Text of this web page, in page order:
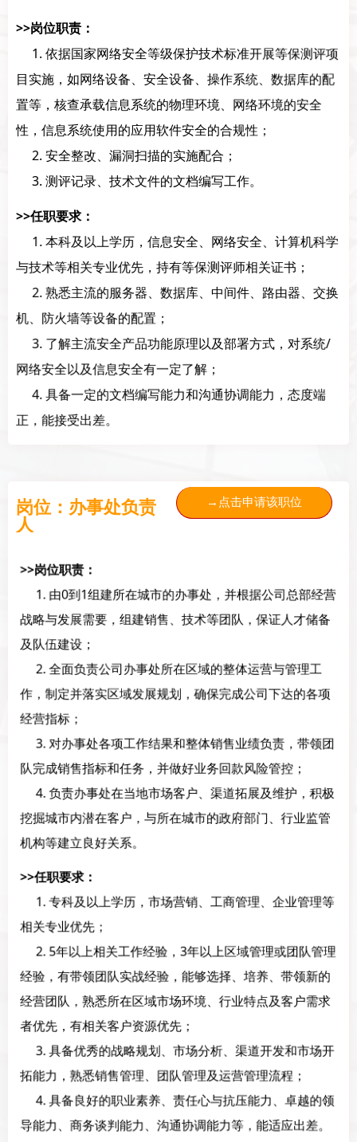
>>岗位职责：
1. 依据国家网络安全等级保护技术标准开展等保测评项
目实施，如网络设备、安全设备、操作系统、数据库的配
置等，核查承载信息系统的物理环境、网络环境的安全
性，信息系统使用的应用软件安全的合规性；
2. 安全整改、漏洞扫描的实施配合；
3. 测评记录、技术文件的文档编写工作。
>>任职要求：
1. 本科及以上学历，信息安全、网络安全、计算机科学
与技术等相关专业优先，持有等保测评师相关证书；
2. 熟悉主流的服务器、数据库、中间件、路由器、交换
机、防火墙等设备的配置；
3. 了解主流安全产品功能原理以及部署方式，对系统/
网络安全以及信息安全有一定了解；
4. 具备一定的文档编写能力和沟通协调能力，态度端
正，能接受出差。
岗位：办事处负责
人
→点击申请该职位
>>岗位职责：
1. 由0到1组建所在城市的办事处，并根据公司总部经营
战略与发展需要，组建销售、技术等团队，保证人才储备
及队伍建设；
2. 全面负责公司办事处所在区域的整体运营与管理工
作，制定并落实区域发展规划，确保完成公司下达的各项
经营指标；
3. 对办事处各项工作结果和整体销售业绩负责，带领团
队完成销售指标和任务，并做好业务回款风险管控；
4. 负责办事处在当地市场客户、渠道拓展及维护，积极
挖掘城市内潜在客户，与所在城市的政府部门、行业监管
机构等建立良好关系。
>>任职要求：
1. 专科及以上学历，市场营销、工商管理、企业管理等
相关专业优先；
2. 5年以上相关工作经验，3年以上区域管理或团队管理
经验，有带领团队实战经验，能够选择、培养、带领新的
经营团队，熟悉所在区域市场环境、行业特点及客户需求
者优先，有相关客户资源优先；
3. 具备优秀的战略规划、市场分析、渠道开发和市场开
拓能力，熟悉销售管理、团队管理及运营管理流程；
4. 具备良好的职业素养、责任心与抗压能力、卓越的领
导能力、商务谈判能力、沟通协调能力等，能适应出差。